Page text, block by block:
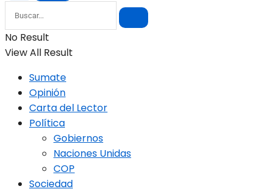
No Result
View All Result
Sumate
Opinión
Carta del Lector
Política
Gobiernos
Naciones Unidas
COP
Sociedad